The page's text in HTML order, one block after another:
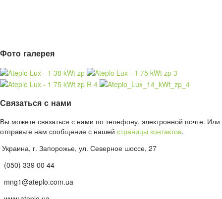
Фото галерея
Связаться с нами
Вы можете связаться с нами по телефону, электронной почте. Или
отправьте нам сообщение с нашей страницы контактов.
Украина, г. Запорожье, ул. Северное шоссе, 27
(050) 339 00 44
mng1@ateplo.com.ua